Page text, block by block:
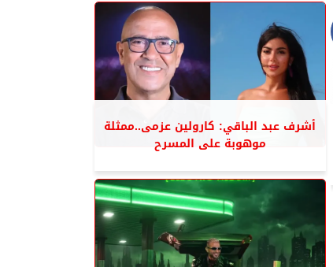
أشرف عبد الباقي: كارولين عزمى..ممثلة
موهوبة على المسرح